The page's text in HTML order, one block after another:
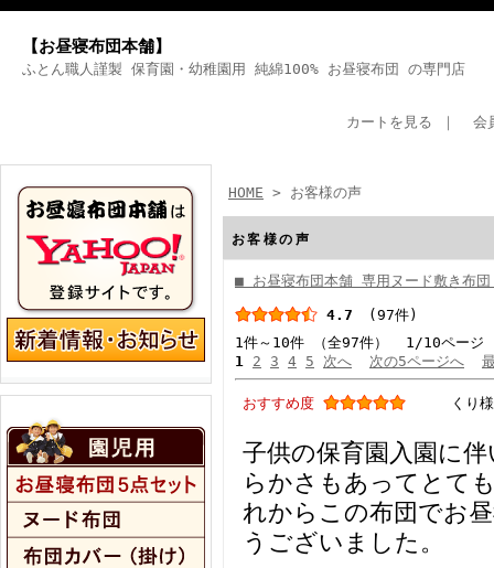
【お昼寝布団本舗】
ふとん職人謹製 保育園・幼稚園用 純綿100% お昼寝布団 の専門店
カートを見る ｜ 会
HOME > お客様の声
お客様の声
■ お昼寝布団本舗 専用ヌード敷き布
4.7
(97件)
1件～10件 （全97件） 1/10ページ
1 2 3 4 5 次へ 次の5ページへ
おすすめ度 くり様
子供の保育園入園に
らかさもあってとて
れからこの布団でお
うございました。